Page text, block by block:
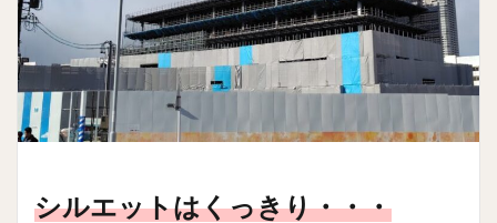
シルエットはくっきり・・・